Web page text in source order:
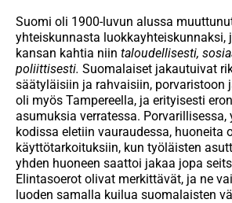
Suomi oli 1900-luvun alussa
yhteiskunnasta luokkayhteiskunnaksi,
kansan kahtia niin taloudellisesti,
poliittisesti. Suomalaiset jakautuivat
säätyläisiin ja rahvaisiin, porvaristoon
oli myös Tampereella, ja erityisesti
asumuksia verratessa. Porvarillisessa,
kodissa eletiin vauraudessa, huoneita
käyttötarkoituksiin, kun työläisten
yhden huoneen saattoi jakaa jopa
Elintasoerot olivat merkittävät, ja ne
luoden samalla kuilua suomalaisten